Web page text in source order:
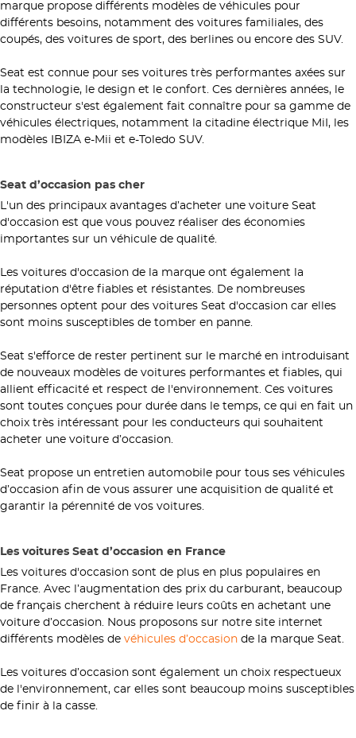
marque propose différents modèles de véhicules pour
différents besoins, notamment des voitures familiales, des
coupés, des voitures de sport, des berlines ou encore des SUV.
Seat est connue pour ses voitures très performantes axées sur
la technologie, le design et le confort. Ces dernières années, le
constructeur s'est également fait connaître pour sa gamme de
véhicules électriques, notamment la citadine électrique MiI, les
modèles IBIZA e-Mii et e-Toledo SUV.
Seat d’occasion pas cher
L'un des principaux avantages d’acheter une voiture Seat
d'occasion est que vous pouvez réaliser des économies
importantes sur un véhicule de qualité.
Les voitures d'occasion de la marque ont également la
réputation d'être fiables et résistantes. De nombreuses
personnes optent pour des voitures Seat d'occasion car elles
sont moins susceptibles de tomber en panne.
Seat s'efforce de rester pertinent sur le marché en introduisant
de nouveaux modèles de voitures performantes et fiables, qui
allient efficacité et respect de l'environnement. Ces voitures
sont toutes conçues pour durée dans le temps, ce qui en fait un
choix très intéressant pour les conducteurs qui souhaitent
acheter une voiture d’occasion.
Seat propose un entretien automobile pour tous ses véhicules
d’occasion afin de vous assurer une acquisition de qualité et
garantir la pérennité de vos voitures.
Les voitures Seat d’occasion en France
Les voitures d'occasion sont de plus en plus populaires en
France. Avec l’augmentation des prix du carburant, beaucoup
de français cherchent à réduire leurs coûts en achetant une
voiture d’occasion. Nous proposons sur notre site internet
différents modèles de véhicules d’occasion de la marque Seat.
Les voitures d’occasion sont également un choix respectueux
de l'environnement, car elles sont beaucoup moins susceptibles
de finir à la casse.